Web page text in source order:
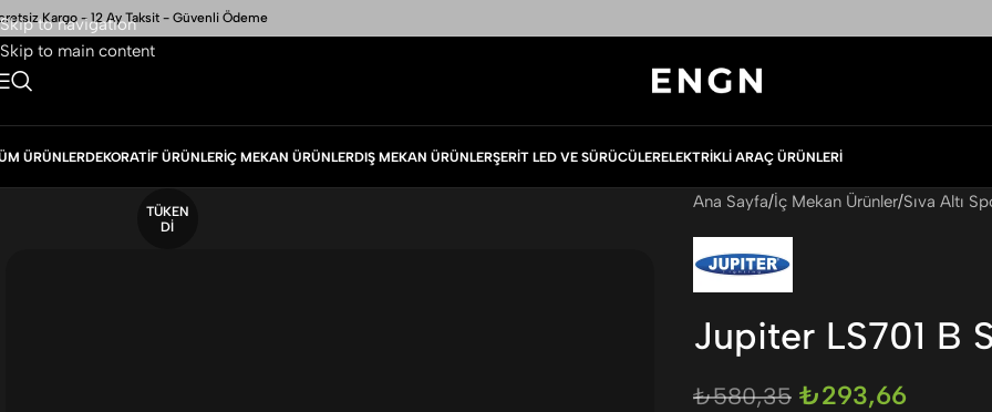
Skip to navigation
Skip to main content
Kargo - 12 Ay Taksit - Güvenli Ödeme
ÜRÜNLERDEKORATIF ÜRÜNLERİÇ MEKAN ÜRÜNLERDIŞ MEKAN ÜRÜNLERŞERIT LED VE SÜRÜCÜLERELEKTRIKLI ARAÇ ÜRÜNLERI
TÜKEN
DI
Ana Sayfa İç Mekan Ürünler Sıva Altı
Jupiter LS701 B
₺580,35 ₺293,66